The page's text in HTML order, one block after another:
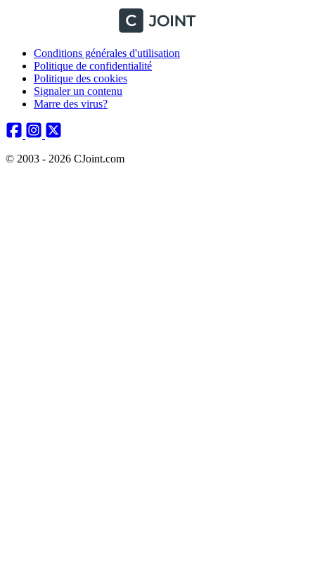
Conditions générales d'utilisation
Politique de confidentialité
Politique des cookies
Signaler un contenu
Marre des virus?
© 2003 - 2026 CJoint.com